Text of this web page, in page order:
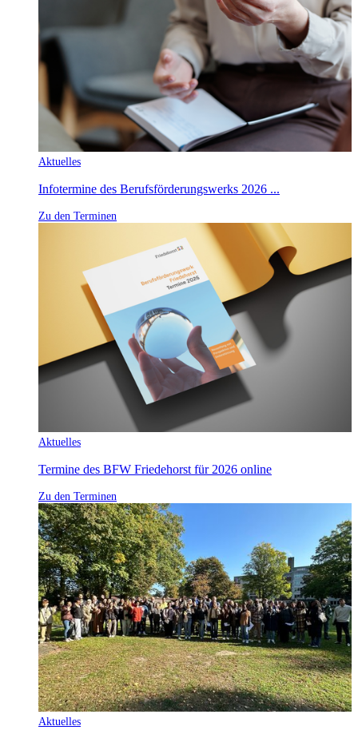
Aktuelles
Infotermine des Berufsförderungswerks 2026 ...
Zu den Terminen
Aktuelles
Termine des BFW Friedehorst für 2026 online
Zu den Terminen
Aktuelles